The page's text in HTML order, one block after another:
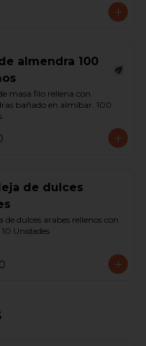
almendra 100
masa filo rellena con
bañado en almíbar. 100
de dulces
de dulces arabes rellenos con
10 Unidades